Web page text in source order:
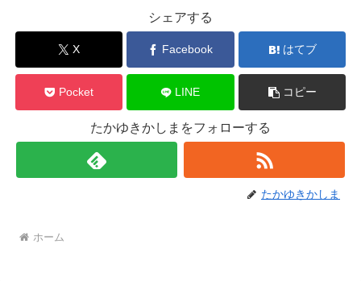
シェアする
X Facebook はてブ
Pocket LINE コピー
たかゆきかしまをフォローする
たかゆきかしま
ホーム